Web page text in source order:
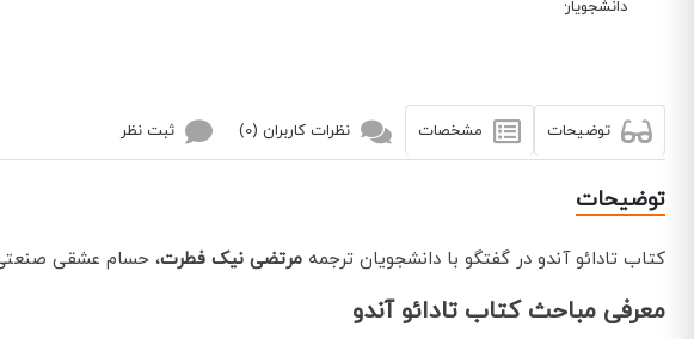
توضیحات مشخصات نظرات کاربران (0) ثبت نظر
توضیحات
کتاب تادائو آندو در گفتگو با دانشجویان ترجمه مرتضی نیک فطرت، حسام عشقی
معرفی مباحث کتاب تادائو آندو